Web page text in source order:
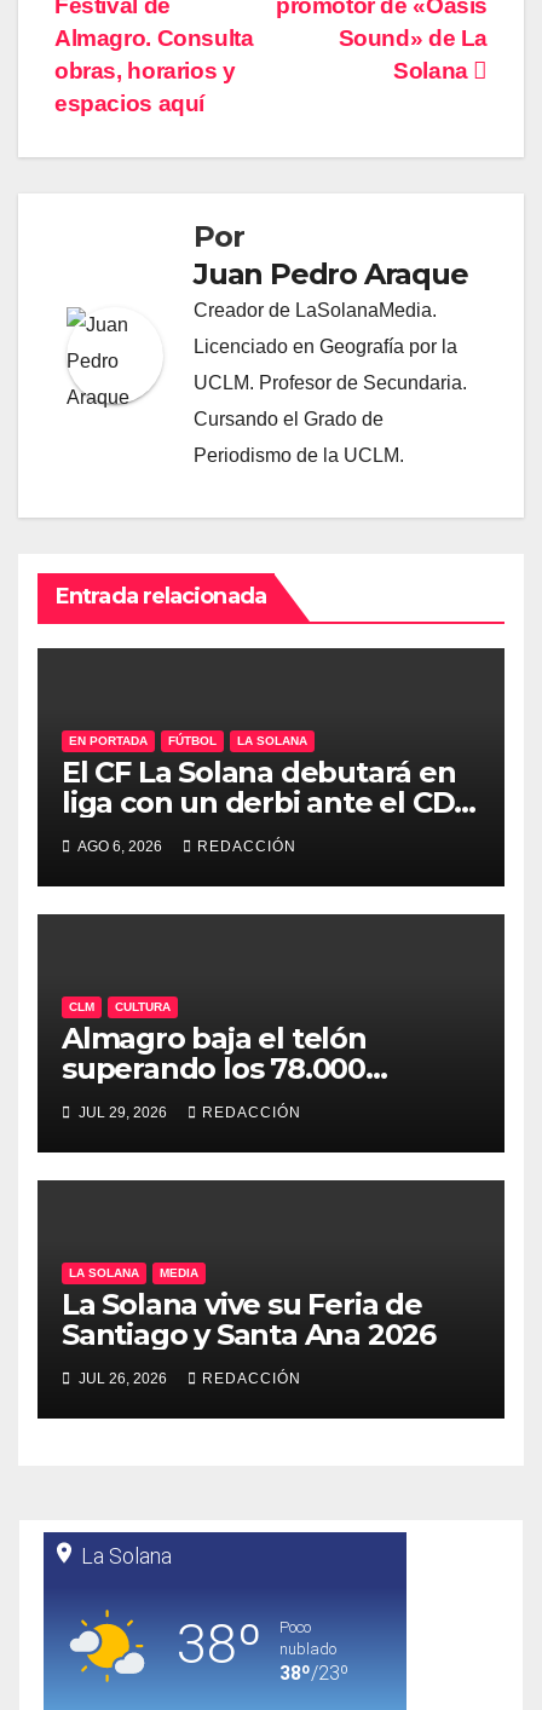
entradas
promotor de «Oasis
Sound» de La
Solana
Festival de
Almagro. Consulta
obras, horarios y
espacios aquí
Por
Juan Pedro Araque
Creador de LaSolanaMedia.
Licenciado en Geografía por la
UCLM. Profesor de Secundaria.
Cursando el Grado de
Periodismo de la UCLM.
Entrada relacionada
EN PORTADA FÚTBOL LA SOLANA
El CF La Solana debutará en
liga con un derbi ante el CD
Manchego Ciudad Real
AGO 6, 2026 REDACCIÓN
CLM CULTURA
Almagro baja el telón
superando los 78.000
espectadores y ya encara su
50ª edición para 2027
JUL 29, 2026 REDACCIÓN
LA SOLANA MEDIA
La Solana vive su Feria de
Santiago y Santa Ana 2026
JUL 26, 2026 REDACCIÓN